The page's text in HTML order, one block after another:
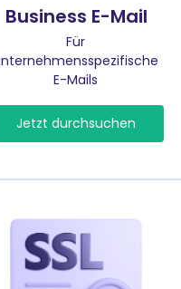
Business E-Mail
Für
E-Mails
Jetzt durchsuchen